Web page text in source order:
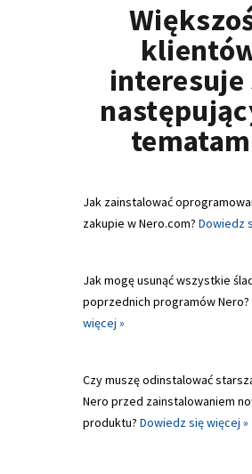
interesuje
Jak zainstalować
zakupie w Nero.com? Dowiedz
Jak mogę usunąć wszystkie
poprzednich programów Nero?
więcej »
Czy muszę odinstalować
Nero przed zainstalowaniem
produktu? Dowiedz się więcej »